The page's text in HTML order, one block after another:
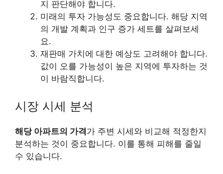
지 판단해야 합니다.
미래의 투자 가능성도 중요합니다. 해당 지역
의 개발 계획과 인구 증가 세트를 살펴보세
요.
재판매 가치에 대한 예상도 고려해야 합니다.
값이 오를 가능성이 높은 지역에 투자하는 것
이 바람직합니다.
시장 시세 분석
해당 아파트의 가격가 주변 시세와 비교해 적정한지
분석하는 것이 중요합니다. 이를 통해 피해를 줄일
수 있습니다.